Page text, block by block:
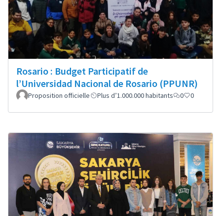
Rosario : Budget Participatif de
l’Universidad Nacional de Rosario (PPUNR)
Proposition officielle Plus d’1.000.000 habitants 0 0